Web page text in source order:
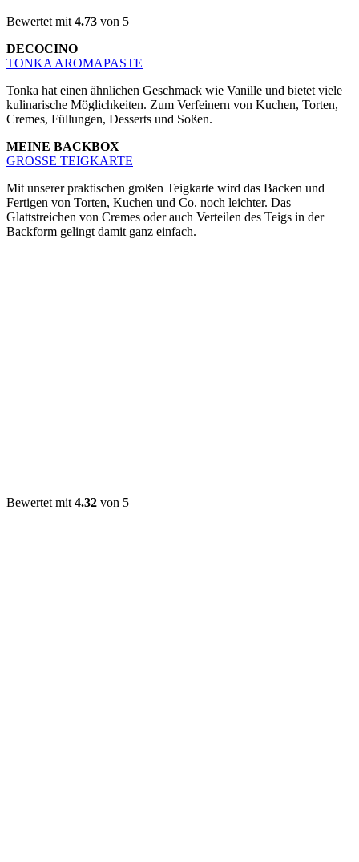
Bewertet mit 4.73 von 5
DECOCINO
TONKA AROMAPASTE
Tonka hat einen ähnlichen Geschmack wie Vanille und bietet viele
kulinarische Möglichkeiten. Zum Verfeinern von Kuchen, Torten,
Cremes, Füllungen, Desserts und Soßen.
MEINE BACKBOX
GROSSE TEIGKARTE
Mit unserer praktischen großen Teigkarte wird das Backen und
Fertigen von Torten, Kuchen und Co. noch leichter. Das
Glattstreichen von Cremes oder auch Verteilen des Teigs in der
Backform gelingt damit ganz einfach.
Bewertet mit 4.32 von 5